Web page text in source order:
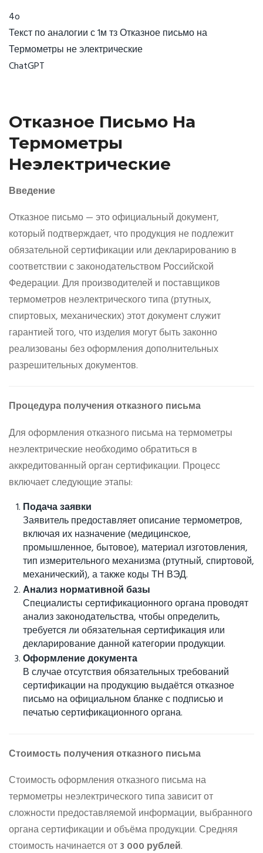
4o
Вы
сказали:
Текст по аналогии с 1м тз Отказное письмо на
Термометры не электрические
ChatGPT
ChatGPT
Отказное Письмо На
Термометры
Неэлектрические
Введение
Отказное письмо — это официальный документ,
который подтверждает, что продукция не подлежит
обязательной сертификации или декларированию в
соответствии с законодательством Российской
Федерации. Для производителей и поставщиков
термометров неэлектрического типа (ртутных,
спиртовых, механических) этот документ служит
гарантией того, что изделия могут быть законно
реализованы без оформления дополнительных
разрешительных документов.
Процедура получения отказного письма
Для оформления отказного письма на термометры
неэлектрические необходимо обратиться в
аккредитованный орган сертификации. Процесс
включает следующие этапы:
Подача заявки
Заявитель предоставляет описание термометров,
включая их назначение (медицинское,
промышленное, бытовое), материал изготовления,
тип измерительного механизма (ртутный, спиртовой,
механический), а также коды ТН ВЭД.
Анализ нормативной базы
Специалисты сертификационного органа проводят
анализ законодательства, чтобы определить,
требуется ли обязательная сертификация или
декларирование данной категории продукции.
Оформление документа
В случае отсутствия обязательных требований
сертификации на продукцию выдаётся отказное
письмо на официальном бланке с подписью и
печатью сертификационного органа.
Стоимость получения отказного письма
Стоимость оформления отказного письма на
термометры неэлектрического типа зависит от
сложности предоставляемой информации, выбранного
органа сертификации и объёма продукции. Средняя
стоимость начинается от3 000 рублей.